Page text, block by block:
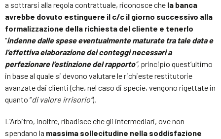
a sottrarsi alla regola contrattuale, riconosce che la banca
avrebbe dovuto estinguere il c/c il giorno successivo alla
formalizzazione della richiesta del cliente e tenerlo
“indenne dalle spese eventualmente maturate tra tale data e
l’effettiva elaborazione dei conteggi necessari a
perfezionare l’estinzione del rapporto“, principio quest’ultimo
in base al quale si devono valutare le richieste restitutorie
avanzate dai clienti (che, nel caso di specie, vengono rigettate in
quanto “di valore irrisorio”).
L’Arbitro, inoltre, ribadisce che gli intermediari, ove non
spendano la massima sollecitudine nella soddisfazione